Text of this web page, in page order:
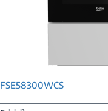
FSE58300WCS